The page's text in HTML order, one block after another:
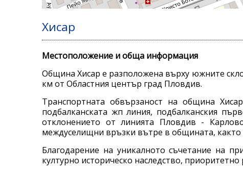
Хисар
Местоположение и обща информация
Община Хисар е разположена върху южните
км от Областния център град Пловдив.
Транспортната обвързаност на община
подбалканската жп линия, подбалканския
отклонението от линията Пловдив -
междуселищни връзки вътре в общината, както
Благодарение на уникалното съчетание на
културно историческо наследство,